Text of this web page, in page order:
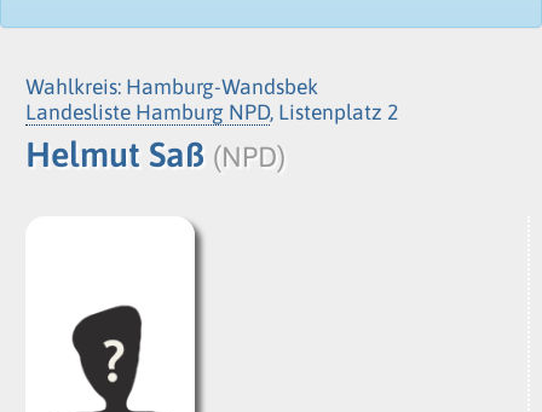
Wahlkreis: Hamburg-Wandsbek
Landesliste Hamburg NPD, Listenplatz 2
Helmut Saß (NPD)